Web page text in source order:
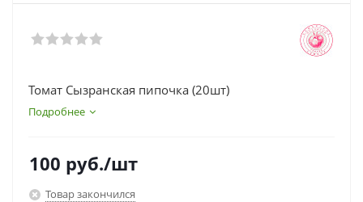
Томат Сызранская пипочка (20шт)
Подробнее
100 руб./шт
Товар закончился